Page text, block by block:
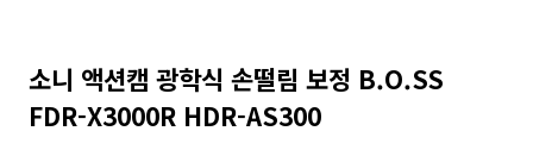
소니 액션캠 광학식 손떨림 보정 B.O.SS
FDR-X3000R HDR-AS300